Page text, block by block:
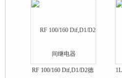
RF 100/160 Dif,D1/D2德